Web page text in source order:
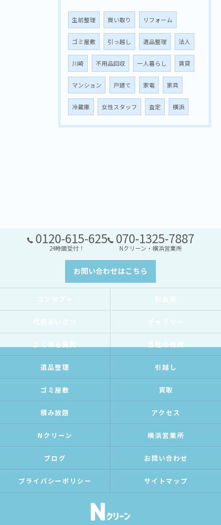
生前整理 買い取り リフォーム
ゴミ屋敷 引っ越し 遺品整理 法人
川崎 不用品回収 一人暮らし 賃貸
マンション 戸建て 家電 家具
冷蔵庫 女性スタッフ 査定 横浜
0120-615-625
24時間受付！
070-1325-7887
Nクリーン・横浜営業所
お問い合わせはこちら
遺品整理 引越し
ゴミ屋敷 買取
積み放題 アクセス
Nクリーン 横浜営業所
ブログ お問い合わせ
プライバシーポリシー サイトマップ